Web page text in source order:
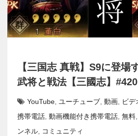
【三国志 真戦】S9に登場
武将と戦法【三國志】#420
YouTube ユーチューブ 動画 ビデ
携帯電話 動画機能付き携帯電話 無料
ンネル
コミュニティ